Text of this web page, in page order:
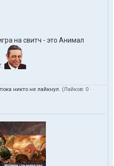
на свитч - это Анимал
пока никто не лайкнул. (Лайков: 0 ·